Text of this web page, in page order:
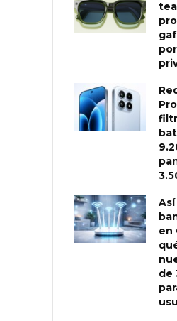
en
de